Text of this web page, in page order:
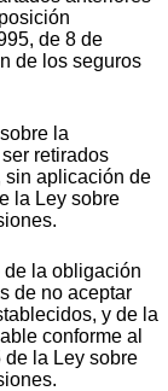
de 8 de
de los seguros
la
retirados
sin aplicación de
la Ley sobre
de la obligación
de no aceptar
y de la
conforme al
de la Ley sobre